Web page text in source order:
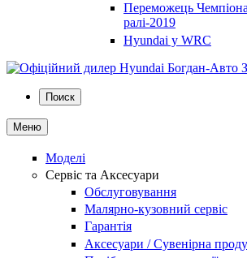
Переможець
ралі-2019
Hyundai у WRC
Поиск
Меню
Моделі
Сервіс та Аксесуари
Обслуговування
Малярно-кузовний сервіс
Гарантія
Аксесуари / Сувенірна